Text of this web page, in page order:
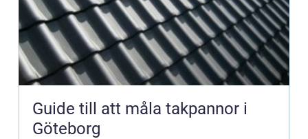
Guide till att måla takpannor i
Göteborg